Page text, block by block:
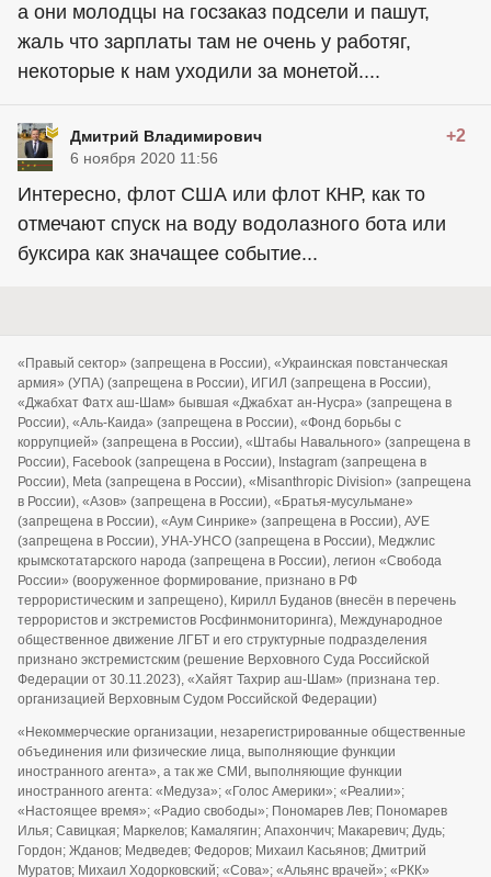
а они молодцы на госзаказ подсели и пашут,
жаль что зарплаты там не очень у работяг,
некоторые к нам уходили за монетой....
Дмитрий Владимирович +2
6 ноября 2020 11:56
Интересно, флот США или флот КНР, как то
отмечают спуск на воду водолазного бота или
буксира как значащее событие...
«Правый сектор» (запрещена в России), «Украинская повстанческая
армия» (УПА) (запрещена в России), ИГИЛ (запрещена в России),
«Джабхат Фатх аш-Шам» бывшая «Джабхат ан-Нусра» (запрещена в
России), «Аль-Каида» (запрещена в России), «Фонд борьбы с
коррупцией» (запрещена в России), «Штабы Навального» (запрещена в
России), Facebook (запрещена в России), Instagram (запрещена в
России), Meta (запрещена в России), «Misanthropic Division» (запрещена
в России), «Азов» (запрещена в России), «Братья-мусульмане»
(запрещена в России), «Аум Синрике» (запрещена в России), АУЕ
(запрещена в России), УНА-УНСО (запрещена в России), Меджлис
крымскотатарского народа (запрещена в России), легион «Свобода
России» (вооруженное формирование, признано в РФ
террористическим и запрещено), Кирилл Буданов (внесён в перечень
террористов и экстремистов Росфинмониторинга), Международное
общественное движение ЛГБТ и его структурные подразделения
признано экстремистским (решение Верховного Суда Российской
Федерации от 30.11.2023), «Хайят Тахрир аш-Шам» (признана тер.
организацией Верховным Судом Российской Федерации)
«Некоммерческие организации, незарегистрированные общественные
объединения или физические лица, выполняющие функции
иностранного агента», а так же СМИ, выполняющие функции
иностранного агента: «Медуза»; «Голос Америки»; «Реалии»;
«Настоящее время»; «Радио свободы»; Пономарев Лев; Пономарев
Илья; Савицкая; Маркелов; Камалягин; Апахончич; Макаревич; Дудь;
Гордон; Жданов; Медведев; Федоров; Михаил Касьянов; Дмитрий
Муратов; Михаил Ходорковский; «Сова»; «Альянс врачей»; «РКК»